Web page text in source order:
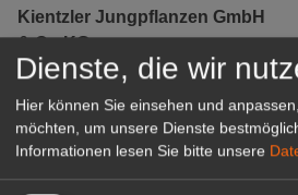
Kientzler Jungpflanzen GmbH
& Co KG
Gärtner im Zierpflanzenbau
(Geselle/Meister/Techniker)
(m/w/d)
Gensingen
zur Stellenanzeige
Dienste, die wir
Hier können Sie einsehen und
möchten, um unsere Dienste
Informationen lesen Sie bitte unsere